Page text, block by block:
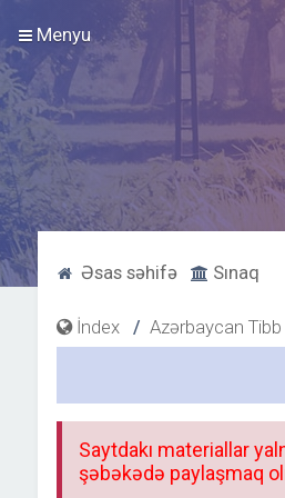
Menyu
Əsas səhifə Sınaq
İndex Azərbaycan
Saytdakı materiallar
şəbəkədə paylaşmaq